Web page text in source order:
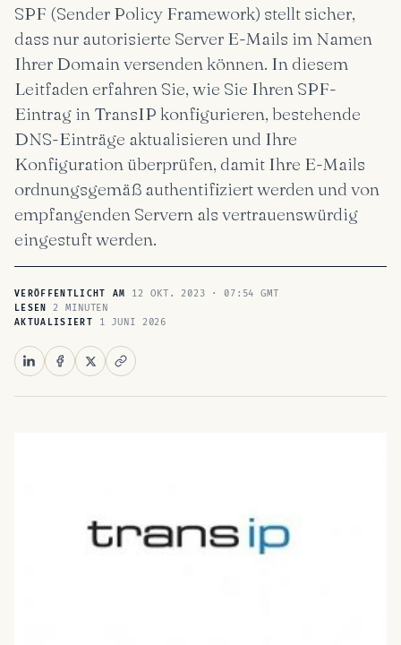
SPF (Sender Policy Framework) stellt sicher,
dass nur autorisierte Server E-Mails im Namen
Ihrer Domain versenden können. In diesem
Leitfaden erfahren Sie, wie Sie Ihren SPF-
Eintrag in TransIP konfigurieren, bestehende
DNS-Einträge aktualisieren und Ihre
Konfiguration überprüfen, damit Ihre E-Mails
ordnungsgemäß authentifiziert werden und von
empfangenden Servern als vertrauenswürdig
eingestuft werden.
VERÖFFENTLICHT AM 12 OKT. 2023 · 07:54 GMT
LESEN 2 MINUTEN
AKTUALISIERT 1 JUNI 2026